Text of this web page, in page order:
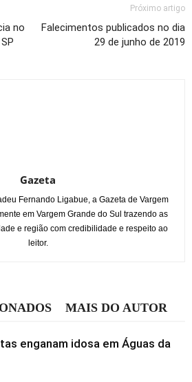
no
Próximo artigo
Falecimentos publicados no dia
29 de junho de 2019
Gazeta
Fernando Ligabue, a Gazeta de Vargem
em Vargem Grande do Sul trazendo as
e região com credibilidade e respeito ao
leitor.
MAIS DO AUTOR
enganam idosa em Águas da